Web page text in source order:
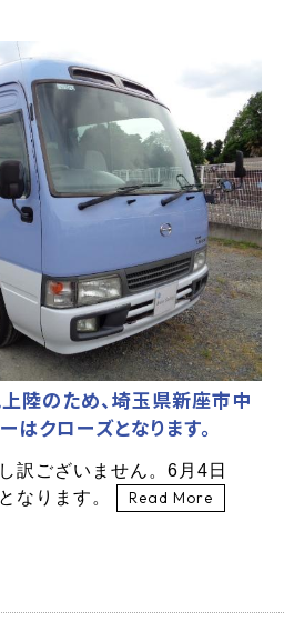
陸のため、埼玉県新座市中
はクローズとなります。
訳ございません。6月4日
なります。
Read More